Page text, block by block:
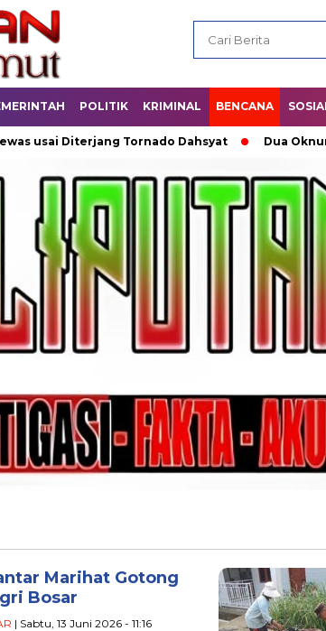
POLITIK KRIMINAL BENCANA
Diterjang Tornado Dahsyat Dua Oknum Polisi
Marihat Gotong
Bosar
| Sabtu, 13 Juni 2026 - 11:16